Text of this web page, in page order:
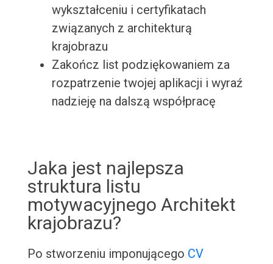
wykształceniu i certyfikatach
związanych z architekturą
krajobrazu
Zakończ list podziękowaniem za
rozpatrzenie twojej aplikacji i wyraź
nadzieję na dalszą współpracę
Jaka jest najlepsza
struktura listu
motywacyjnego Architekt
krajobrazu?
Po stworzeniu imponującego CV